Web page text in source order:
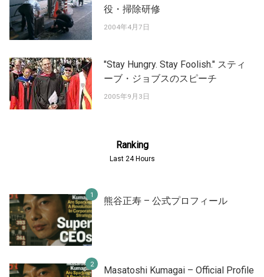
役・掃除研修
2004年4月7日
"Stay Hungry. Stay Foolish." スティ
ーブ・ジョブスのスピーチ
2005年9月3日
Ranking
Last 24 Hours
熊谷正寿 – 公式プロフィール
Masatoshi Kumagai – Official Profile